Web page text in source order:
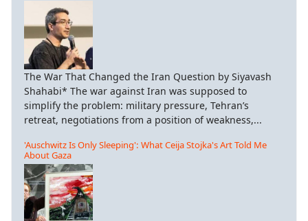
The War That Changed the Iran Question by Siyavash
Shahabi* The war against Iran was supposed to
simplify the problem: military pressure, Tehran’s
retreat, negotiations from a position of weakness,...
'Auschwitz Is Only Sleeping': What Ceija Stojka's Art Told Me
About Gaza